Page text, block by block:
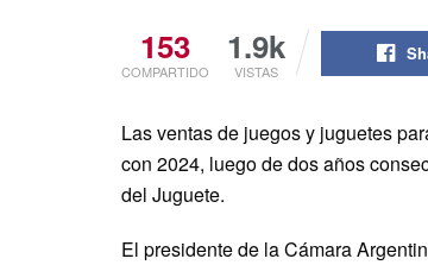
153
COMPARTIDO
1.9k
VISTAS
Las ventas de juegos y juguetes
con 2024, luego de dos años
del Juguete.
El presidente de la Cámara